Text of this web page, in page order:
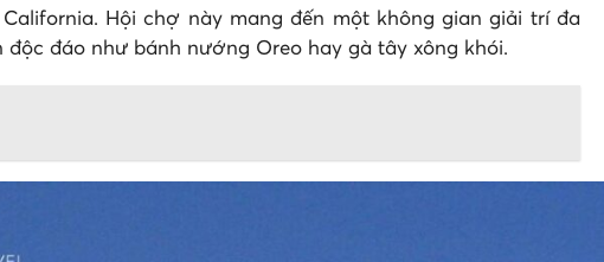
Hội chợ này mang đến một không gian giải trí đa
đáo như bánh nướng Oreo hay gà tây xông khói.